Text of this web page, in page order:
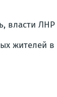
власти
жителей